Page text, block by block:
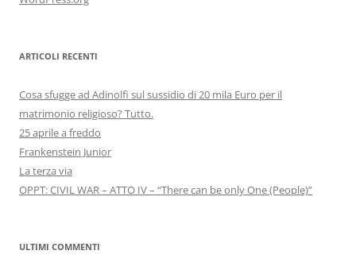
ARTICOLI RECENTI
Cosa sfugge ad Adinolfi sul sussidio di 20 mila Euro per il
matrimonio religioso? Tutto.
25 aprile a freddo
Frankenstein Junior
La terza via
OPPT: CIVIL WAR – ATTO IV – “There can be only One (People)”
ULTIMI COMMENTI